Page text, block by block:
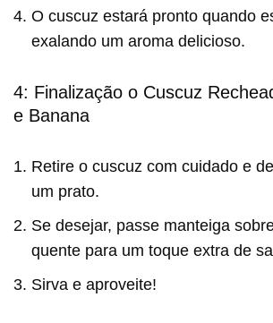
O cuscuz estará pronto quando
exalando um aroma delicioso.
4: Finalização o Cuscuz
e Banana
Retire o cuscuz com cuidado e
um prato.
Se desejar, passe manteiga
quente para um toque extra de
Sirva e aproveite!